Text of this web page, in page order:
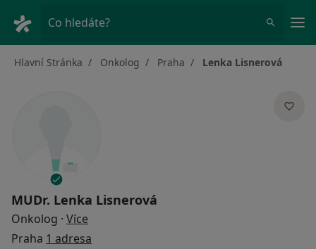
Co hledáte?
Hlavní Stránka Onkolog Praha Lenka Lisnerová
MUDr. Lenka Lisnerová
Onkolog · Více
Praha 1 adresa